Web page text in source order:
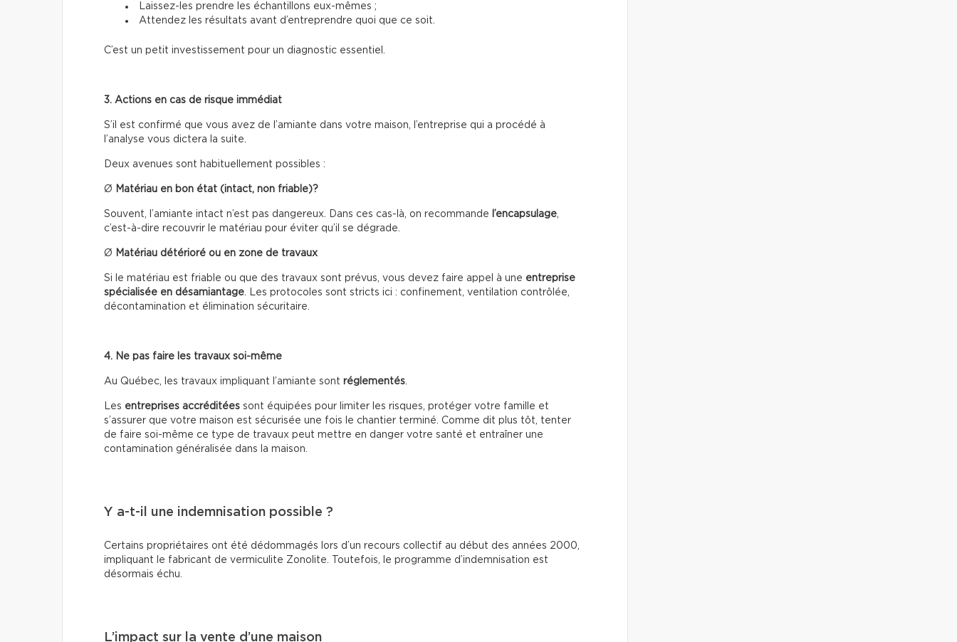
Laissez-les prendre les échantillons eux-mêmes ;
Attendez les résultats avant d’entreprendre quoi que ce soit.
C’est un petit investissement pour un diagnostic essentiel.
3. Actions en cas de risque immédiat
S’il est confirmé que vous avez de l’amiante dans votre maison, l’entreprise qui a procédé à
l’analyse vous dictera la suite.
Deux avenues sont habituellement possibles :
Ø Matériau en bon état (intact, non friable)?
Souvent, l’amiante intact n’est pas dangereux. Dans ces cas-là, on recommande l’encapsulage
c’est-à-dire recouvrir le matériau pour éviter qu’il se dégrade.
Ø Matériau détérioré ou en zone de travaux
Si le matériau est friable ou que des travaux sont prévus, vous devez faire appel à une entreprise
spécialisée en désamiantage . Les protocoles sont stricts ici : confinement, ventilation contrôlée,
décontamination et élimination sécuritaire.
4. Ne pas faire les travaux soi-même
Au Québec, les travaux impliquant l’amiante sont réglementés
Les entreprises accréditées sont équipées pour limiter les risques, protéger votre famille et
s’assurer que votre maison est sécurisée une fois le chantier terminé. Comme dit plus tôt, tenter
de faire soi-même ce type de travaux peut mettre en danger votre santé et entraîner une
contamination généralisée dans la maison.
Y a-t-il une indemnisation possible ?
Certains propriétaires ont été dédommagés lors d’un recours collectif au début des années 2000,
impliquant le fabricant de vermiculite Zonolite. Toutefois, le programme d’indemnisation est
désormais échu.
L’impact sur la vente d’une maison